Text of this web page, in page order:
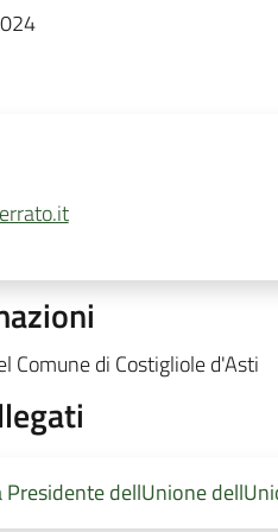
Comune di Costigliole d'Asti
dellUnione